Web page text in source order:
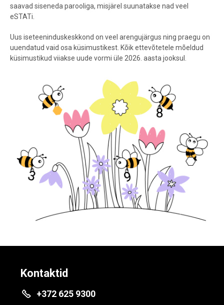
saavad siseneda parooliga, misjärel suunatakse nad veel
eSTATi.
Uus iseteeninduskeskkond on veel arengujärgus ning praegu on
uuendatud vaid osa küsimustikest. Kõik ettevõtetele mõeldud
küsimustikud viiakse uude vormi üle 2026. aasta jooksul.
Kontaktid
+372 625 9300